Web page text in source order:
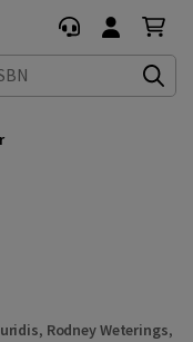
, Rodney Weterings,